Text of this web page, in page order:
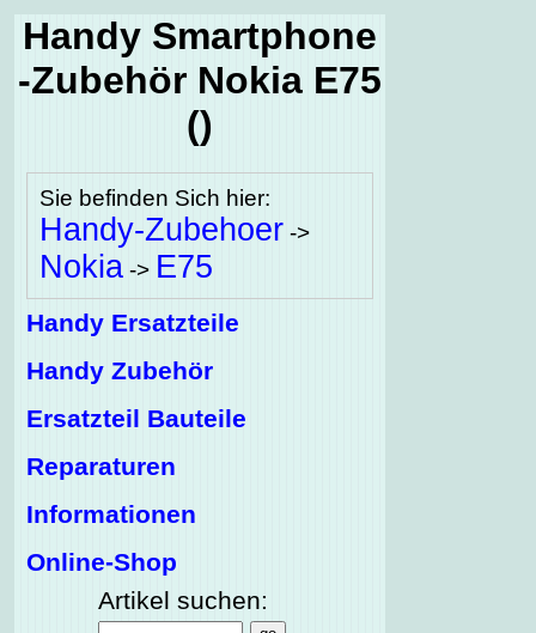
Handy Smartphone
-Zubehör Nokia E75
()
Sie befinden Sich hier:
Handy-Zubehoer ->
Nokia -> E75
Handy Ersatzteile
Handy Zubehör
Ersatzteil Bauteile
Reparaturen
Informationen
Online-Shop
Artikel suchen: